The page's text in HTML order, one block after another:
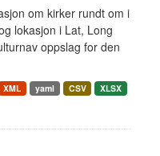
om kirker rundt om i
lokasjon i Lat, Long
oppslag for den
XML yaml CSV
XLSX